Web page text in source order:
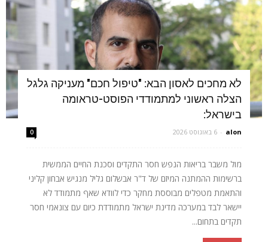
לא מחכים לאסון הבא: "טיפול חכם" מעניקה גלגל
הצלה ראשוני למתמודדי הפוסט-טראומה
בישראל:
alon
- 6 באוגוסט 2026 0
מול משבר בריאות הנפש חסר התקדים וסכנת החיים הממשית
ברשימות ההמתנה המיזם של ד"ר אבשלום גליל מנגיש אבחון קליני
והתאמת מטפלים מבוססת מחקר כדי לוודא שאף מתמודד לא
יישאר לבד במערכה מדינת ישראל מתמודדת כיום עם צונאמי חסר
תקדים בתחום...